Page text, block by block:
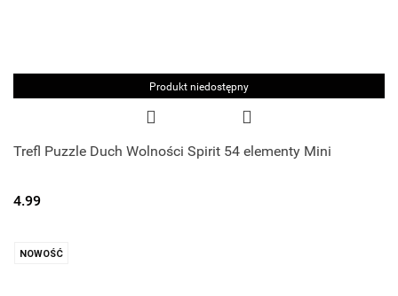
Produkt niedostępny
Trefl Puzzle Duch Wolności Spirit 54 elementy Mini
4.99
NOWOŚĆ